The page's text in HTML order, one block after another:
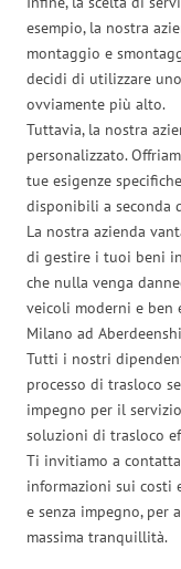
esempio, la nostra
montaggio e
decidi di utilizzare
ovviamente più alto.
Tuttavia, la nostra
personalizzato.
tue esigenze
disponibili a seconda
La nostra azienda
di gestire i tuoi beni
che nulla venga
veicoli moderni e
Milano ad
Tutti i nostri
processo di trasloco
impegno per il
soluzioni di trasloco
Ti invitiamo a
informazioni sui costi
e senza impegno,
massima tranquillità.